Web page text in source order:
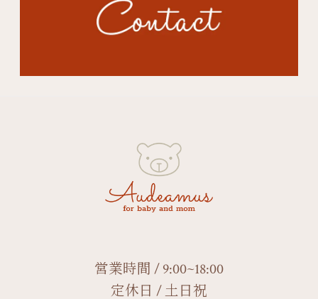
営業時間 / 9:00~18:00
定休日 / 土日祝